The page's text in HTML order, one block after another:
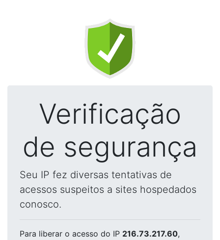
Verificação
de segurança
Seu IP fez diversas tentativas de
acessos suspeitos a sites hospedados
conosco.
Para liberar o acesso do IP 216.73.217.60,